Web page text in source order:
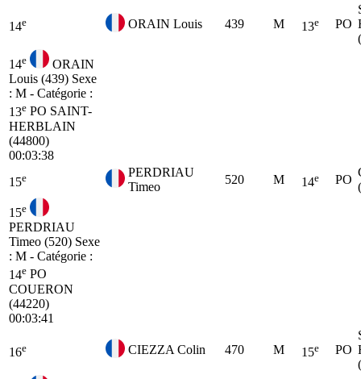
14e ORAIN Louis 439 M 13e PO
14e
ORAIN
Louis (439) Sexe
: M - Catégorie :
13e PO SAINT-
HERBLAIN
(44800)
00:03:38
15e
PERDRIAU
Timeo
520 M 14e PO
15e
PERDRIAU
Timeo (520) Sexe
: M - Catégorie :
14e PO
COUERON
(44220)
00:03:41
16e CIEZZA Colin 470 M 15e PO